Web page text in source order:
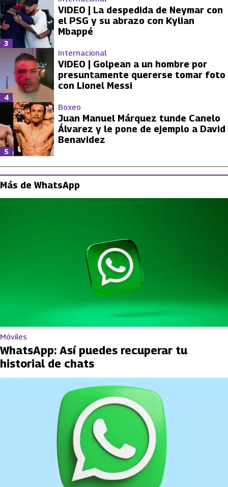
VIDEO | La despedida de Neymar con
el PSG y su abrazo con Kylian
Mbappé
3
Internacional
VIDEO | Golpean a un hombre por
presuntamente quererse tomar foto
con Lionel Messi
4
Boxeo
Juan Manuel Márquez tunde Canelo
Álvarez y le pone de ejemplo a David
Benavidez
5
Más de WhatsApp
Móviles
WhatsApp: Así puedes recuperar tu
historial de chats